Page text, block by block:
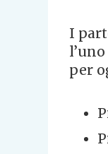
I
per